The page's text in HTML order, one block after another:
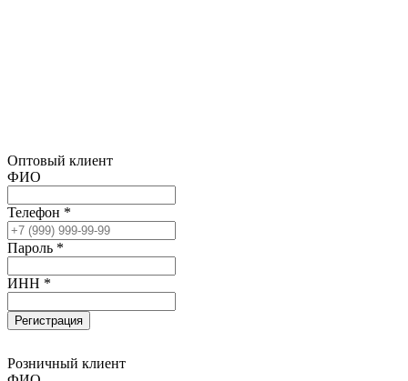
Оптовый клиент
ФИО
Телефон *
Пароль *
ИНН *
Регистрация
Розничный клиент